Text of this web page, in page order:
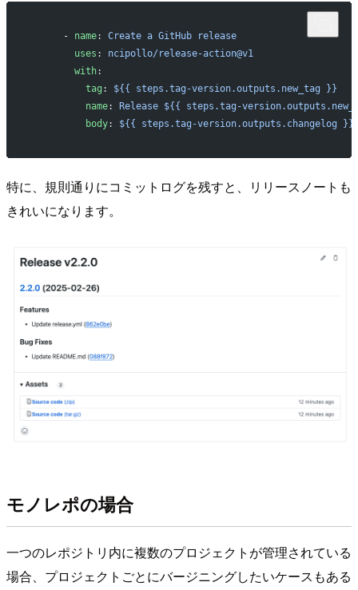
      -
name: Create a GitHub release
        uses
: ncipollo/release-action@v1
        with
:
          tag
: ${{ steps.tag-version.outputs.new_tag }}
          name
: Release ${{ steps.tag-
          body
: ${{ steps.tag-version.outputs.changelog }}
特に、規則通りにコミットログを残すと、リリースノートも
きれいになります。
モノレポの場合
一つのレポジトリ内に複数のプロジェクトが管理されている
場合、プロジェクトごとにバージニングしたいケースもある